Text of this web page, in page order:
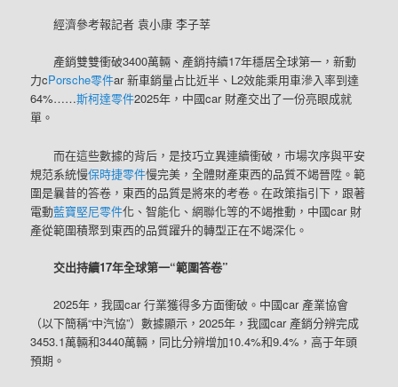
經濟參考報記者 袁小康 李子莘
產銷雙雙衝破3400萬輛、產銷持續17年穩居全球第一，新動
力cPorsche零件ar 新車銷量占比近半、L2效能乘用車滲入率到達
64%……斯柯達零件2025年，中國car 財產交出了一份亮眼成就
單。
而在這些數據的背后，是技巧立異連續衝破，市場次序與平安
規范系統慢保時捷零件慢完美，全體財產東西的品質不竭晉陞。範
圍是曩昔的答卷，東西的品質是將來的考卷。在政策指引下，跟著
電動藍寶堅尼零件化、智能化、網聯化等的不竭推動，中國car 財
產從範圍積聚到東西的品質躍升的轉型正在不竭深化。
交出持續17年全球第一“範圍答卷”
2025年，我國car 行業獲得多方面衝破。中國car 產業協會
（以下簡稱“中汽協”）數據顯示，2025年，我國car 產銷分辨完成
3453.1萬輛和3440萬輛，同比分辨增加10.4%和9.4%，高于年頭
預期。